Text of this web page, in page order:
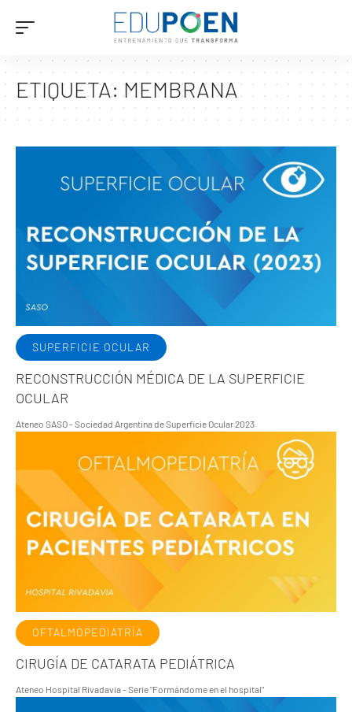
ETIQUETA:MEMBRANA
SUPERFICIE OCULAR
RECONSTRUCCIÓN MÉDICA DE LA SUPERFICIE
OCULAR
Ateneo SASO - Sociedad Argentina de Superficie Ocular 2023
OFTALMOPEDIATRÍA
CIRUGÍA DE CATARATA PEDIÁTRICA
Ateneo Hospital Rivadavia - Serie "Formándome en el hospital"